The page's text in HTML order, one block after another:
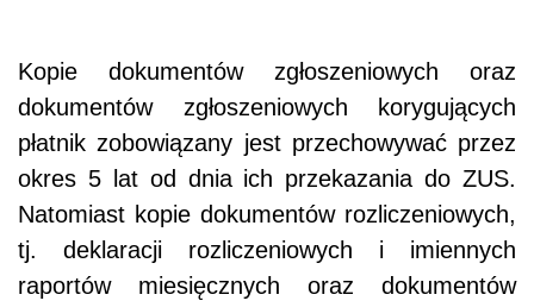
Kopie dokumentów zgłoszeniowych oraz
dokumentów zgłoszeniowych korygujących
płatnik zobowiązany jest przechowywać przez
okres 5 lat od dnia ich przekazania do ZUS.
Natomiast kopie dokumentów rozliczeniowych,
tj. deklaracji rozliczeniowych i imiennych
raportów miesięcznych oraz dokumentów